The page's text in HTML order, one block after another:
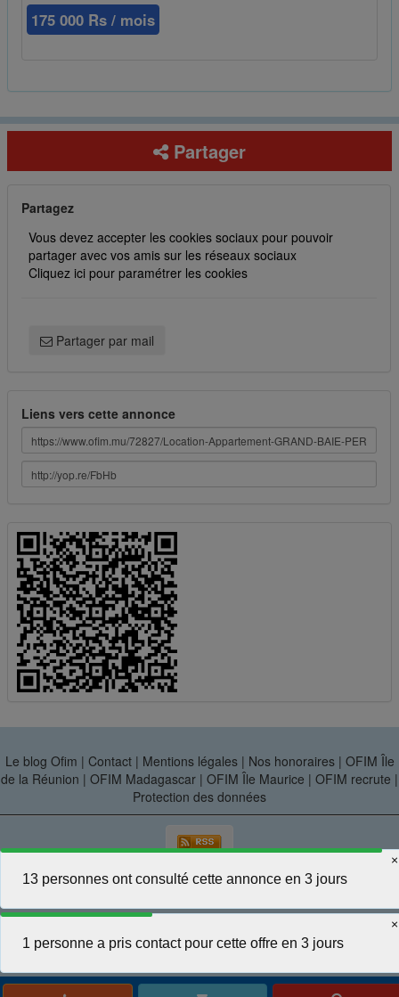
175 000 Rs / mois
Partager
Partagez
Vous devez accepter les cookies sociaux pour pouvoir
partager avec vos amis sur les réseaux sociaux
Cliquez ici pour paramétrer les cookies
Partager par mail
Liens vers cette annonce
Le blog Ofim | Contact| Mentions légales| Nos honoraires| OFIM Île
de la Réunion | OFIM Madagascar | OFIM Île Maurice | OFIM recrute |
Protection des données
OFIM Immobilier - Route Royale - GRAND BAIE
Gestion des cookies ×
1 personne a pris contact pour cette offre en 3 jours